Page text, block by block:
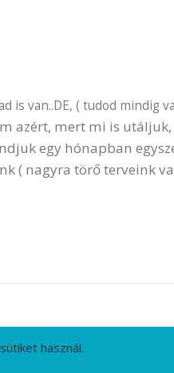
van..DE, ( tudod mindig
azért, mert mi is
egy hónapban
( nagyra törő terveink
RÓLUNK HÍRLEVÉL
használ.